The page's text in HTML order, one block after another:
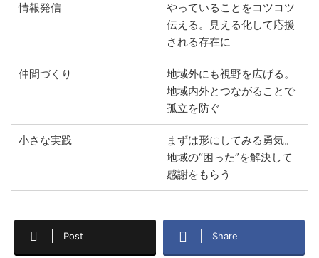
情報発信
やっていることをコツコツ
伝える。見える化して応援
される存在に
仲間づくり
地域外にも視野を広げる。
地域内外とつながることで
孤立を防ぐ
小さな実践
まずは形にしてみる勇気。
地域の“困った”を解決して
感謝をもらう
Post Share